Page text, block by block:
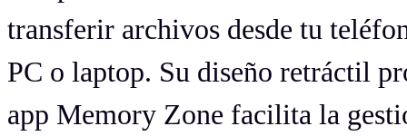
transferir archivos desde tu
PC o laptop. Su diseño retráctil
app Memory Zone facilita la